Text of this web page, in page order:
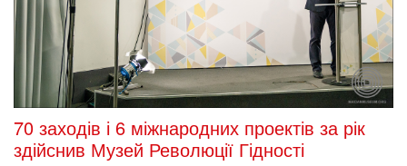
70 заходів і 6 міжнародних проектів за рік
здійснив Музей Революції Гідності